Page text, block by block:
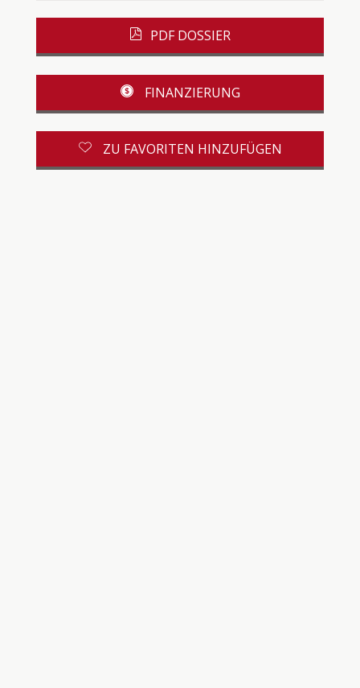
PDF DOSSIER
FINANZIERUNG
ZU FAVORITEN HINZUFÜGEN